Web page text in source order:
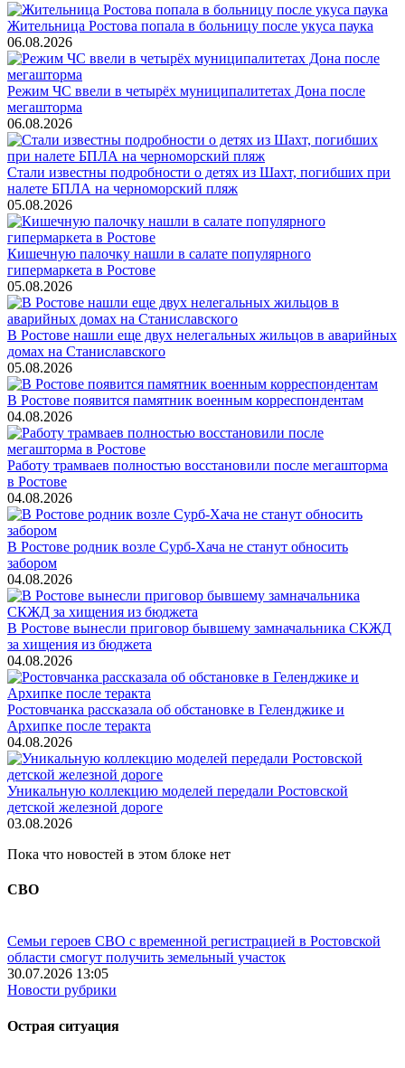
Жительница Ростова попала в больницу после укуса паука
06.08.2026
Режим ЧС ввели в четырёх муниципалитетах Дона после
мегашторма
06.08.2026
Стали известны подробности о детях из Шахт, погибших при
налете БПЛА на черноморский пляж
05.08.2026
Кишечную палочку нашли в салате популярного
гипермаркета в Ростове
05.08.2026
В Ростове нашли еще двух нелегальных жильцов в аварийных
домах на Станиславского
05.08.2026
В Ростове появится памятник военным корреспондентам
04.08.2026
Работу трамваев полностью восстановили после мегашторма
в Ростове
04.08.2026
В Ростове родник возле Сурб-Хача не станут обносить
забором
04.08.2026
В Ростове вынесли приговор бывшему замначальника СКЖД
за хищения из бюджета
04.08.2026
Ростовчанка рассказала об обстановке в Геленджике и
Архипке после теракта
04.08.2026
Уникальную коллекцию моделей передали Ростовской
детской железной дороге
03.08.2026
Пока что новостей в этом блоке нет
СВО
Семьи героев СВО с временной регистрацией в Ростовской
области смогут получить земельный участок
30.07.2026 13:05
Новости рубрики
Острая ситуация